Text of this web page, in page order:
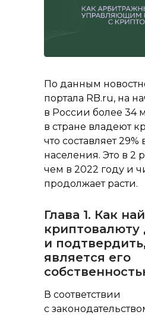
По данным
портала RB.ru, на
в России более 34
в стране владеют
что составляет 29%
населения. Это в 2
чем в 2022 году и
продолжает расти.
В соответствии
с
Глава 1. Как
и
является его